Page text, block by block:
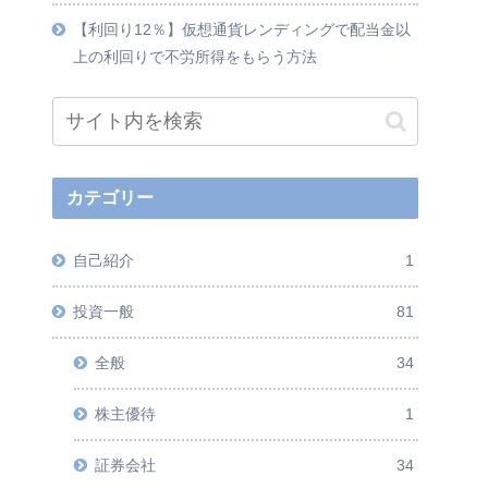
【利回り12％】仮想通貨レンディングで配当金以
上の利回りで不労所得をもらう方法
カテゴリー
自己紹介 1
投資一般 81
全般 34
株主優待 1
証券会社 34